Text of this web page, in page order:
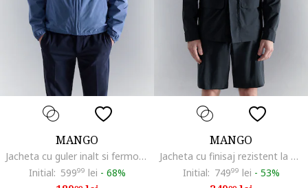
MANGO
Jacheta cu guler inalt si fermoar, Albastru lavanda
Initial: 59999 lei - 68%
MANGO
Jacheta cu finisaj rezistent la apa si tehnologie Thermolite®, Albastru ultramarin
Initial: 74999 lei - 53%